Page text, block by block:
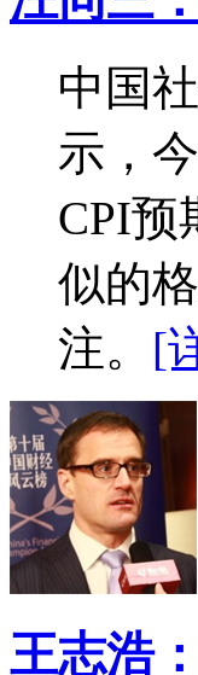
中国
示，
CPI预
似的
注。 [
王志浩